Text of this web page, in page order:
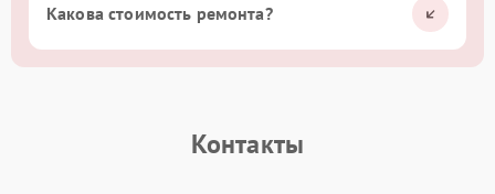
Какова стоимость ремонта?
Контакты